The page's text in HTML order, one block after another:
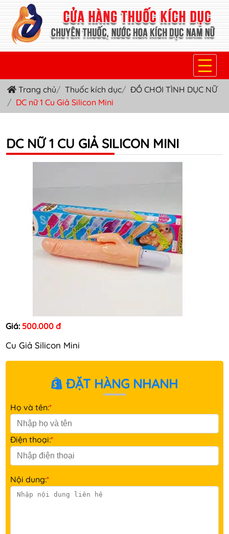
TRANG CHỦ
THUỐC KÍCH DỤC NỮ
THUỐC NƯỚC KÍCH DỤC NAM
THUỐC VIÊN KÍCH DỤC NAM
TIN TỨC & BLOG
Trang chủ Thuốc kích dục
ĐỒ CHƠI TÌNH DỤC NỮ
DC nữ 1 Cu Giả Silicon Mini
DC NỮ 1 CU GIẢ SILICON MINI
Giá: 500.000 đ
Cu Giả Silicon Mini
ĐẶT HÀNG NHANH
Họ và tên:*
Điện thoại:*
Nội dung:*